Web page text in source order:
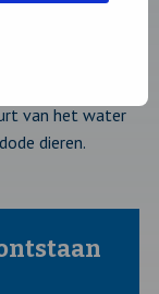
van grote
van het water
dieren.